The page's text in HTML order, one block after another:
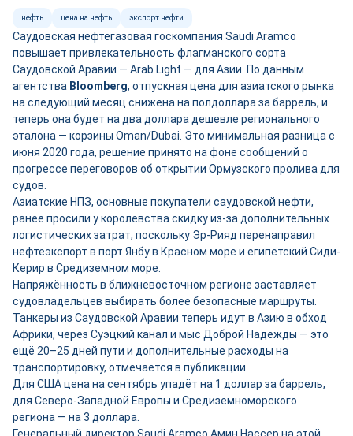
нефть цена на нефть экспорт нефти
Саудовская нефтегазовая госкомпания Saudi Aramco
повышает привлекательность флагманского сорта
Саудовской Аравии — Arab Light — для Азии. По данным
агентства Bloomberg, отпускная цена для азиатского рынка
на следующий месяц снижена на полдоллара за баррель, и
теперь она будет на два доллара дешевле регионального
эталона — корзины Oman/Dubai. Это минимальная разница с
июня 2020 года, решение принято на фоне сообщений о
прогрессе переговоров об открытии Ормузского пролива для
судов.
Азиатские НПЗ, основные покупатели саудовской нефти,
ранее просили у королевства скидку из-за дополнительных
логистических затрат, поскольку Эр-Рияд перенаправил
нефтеэкспорт в порт Янбу в Красном море и египетский Сиди-
Керир в Средиземном море.
Напряжённость в ближневосточном регионе заставляет
судовладельцев выбирать более безопасные маршруты.
Танкеры из Саудовской Аравии теперь идут в Азию в обход
Африки, через Суэцкий канал и мыс Доброй Надежды — это
ещё 20–25 дней пути и дополнительные расходы на
транспортировку, отмечается в публикации.
Для США цена на сентябрь упадёт на 1 доллар за баррель,
для Северо-Западной Европы и Средиземноморского
региона — на 3 доллара.